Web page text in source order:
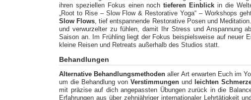
ihren speziellen Fokus einen nochtieferen Einblick in die
„Root to Rise – Slow Flow & Restorative Yoga“ – Workshops
Slow Flows, tief entspannende Restorative Posen und
und verwurzelter zu fühlen, damit Ihr Stress und Anspannung
Saison an. Im Frühling liegt der Fokus beispielsweise auf neuer
kleine Reisen und Retreats außerhalb des Studios statt.
Behandlungen
Alternative Behandlungsmethoden aller Art erwarten Euch im
um die Behandlung von Verstimmungen und leichten
mit präzise auf dich angepassten Übungen zurück in die
Erfahrungen aus über zehnjähriger internationaler Lehrtätigkeit